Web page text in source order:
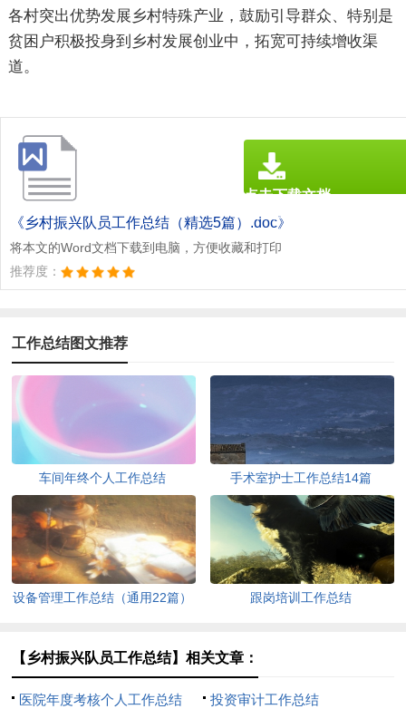
各村突出优势发展乡村特殊产业，鼓励引导群众、特别是
贫困户积极投身到乡村发展创业中，拓宽可持续增收渠
道。
《乡村振兴队员工作总结（精选5篇）.doc》
将本文的Word文档下载到电脑，方便收藏和打印
推荐度：
点击下载文档
文档为doc格式
工作总结图文推荐
车间年终个人工作总结 手术室护士工作总结14篇
设备管理工作总结（通用22篇） 跟岗培训工作总结
【乡村振兴队员工作总结】相关文章：
医院年度考核个人工作总结 投资审计工作总结